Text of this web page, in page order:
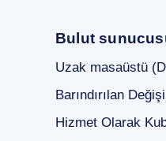
Bulut
Uzak masaüstü
Barındırılan
Hizmet Olarak